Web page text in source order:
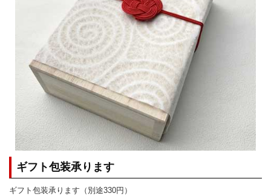
ギフト包装承ります
ギフト包装承ります（別途330円）